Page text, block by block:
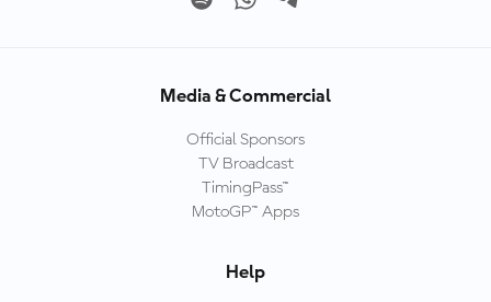
Media & Commercial
Official Sponsors
TV Broadcast
TimingPass™
MotoGP™ Apps
Help